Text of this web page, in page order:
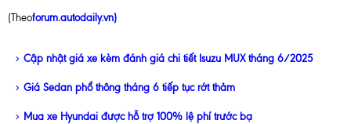
(Theoforum.autodaily.vn)
Cập nhật giá xe kèm đánh giá chi tiết Isuzu MUX tháng 6/2025
Giá Sedan phổ thông tháng 6 tiếp tục rớt thảm
Mua xe Hyundai được hỗ trợ 100% lệ phí trước bạ